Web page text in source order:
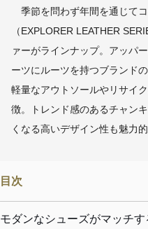
季節を問わず年間を通じて
（EXPLORER LEATHER
ァーがラインナップ。アッパ
ーツにルーツを持つブランド
軽量なアウトソールやリサイ
徴。トレンド感のあるチャン
くなる高いデザイン性も魅力
目次
モダンなシューズがマッチ